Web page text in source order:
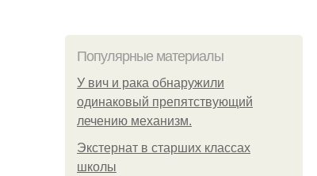
Популярные материалы
У вич и рака обнаружили
одинаковый препятствующий
лечению механизм.
Экстернат в старших классах
школы